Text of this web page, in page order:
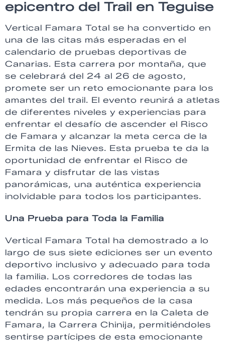
epicentro del Trail en Teguise
Vertical Famara Total se ha convertido en
una de las citas más esperadas en el
calendario de pruebas deportivas de
Canarias. Esta carrera por montaña, que
se celebrará del 24 al 26 de agosto,
promete ser un reto emocionante para los
amantes del trail. El evento reunirá a atletas
de diferentes niveles y experiencias para
enfrentar el desafío de ascender el Risco
de Famara y alcanzar la meta cerca de la
Ermita de las Nieves. Esta prueba te da la
oportunidad de enfrentar el Risco de
Famara y disfrutar de las vistas
panorámicas, una auténtica experiencia
inolvidable para todos los participantes.
Una Prueba para Toda la Familia
Vertical Famara Total ha demostrado a lo
largo de sus siete ediciones ser un evento
deportivo inclusivo y adecuado para toda
la familia. Los corredores de todas las
edades encontrarán una experiencia a su
medida. Los más pequeños de la casa
tendrán su propia carrera en la Caleta de
Famara, la Carrera Chinija, permitiéndoles
sentirse partícipes de esta emocionante